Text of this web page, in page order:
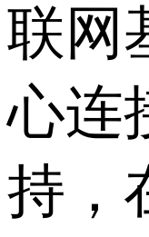
联网
心连
持，